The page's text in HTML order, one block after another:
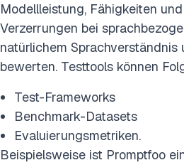
Modellleistung, Fähigkeiten
Verzerrungen bei
natürlichem
bewerten. Testtools können
Test-Frameworks
Benchmark-Datasets
Evaluierungsmetriken.
Beispielsweise ist Promptfoo